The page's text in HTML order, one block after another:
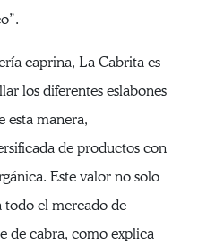
caprina, La Cabrita es
los diferentes eslabones
esta manera,
de productos con
Este valor no solo
todo el mercado de
de cabra, como explica